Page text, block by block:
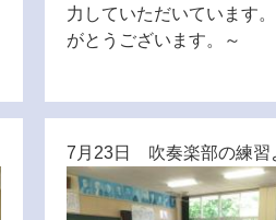
力していただいています
がとうございます。～
7月23日 吹奏楽部の練習